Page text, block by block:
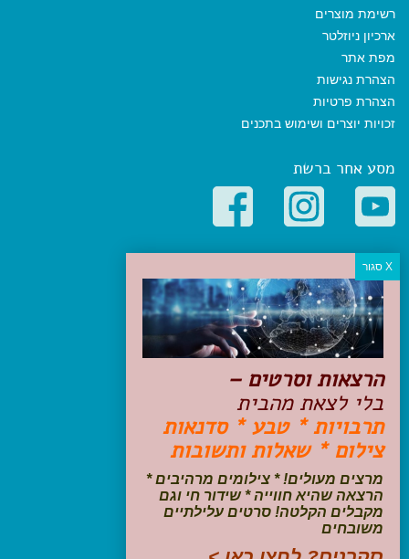
רשימת מוצרים
ארכיון ניוזלטר
מפת אתר
הצהרת נגישות
הצהרת פרטיות
זכויות יוצרים ושימוש בתכנים
מסע אחר ברשת
קטגוריות פופולריות
יעדים
טיולים בישראל
מלונות בוטיק בישראל
טיפים והמלצות
הכנות לנסיעה
טיולי ג'יפים
טיולים עם ילדים
שייט, הפלגות, קרוזים
עקבו אחרינו בפייסבוק
הרצאות וסרטים –
בלי לצאת מהבית
תרבויות * טבע * סדנאות
צילום * שאלות ותשובות
מרצים מעולים! * צילומים מרהיבים *
הרצאה שהיא חווייה * שידור חי וגם
מקבלים הקלטה! סרטים עלילתיים
משובחים